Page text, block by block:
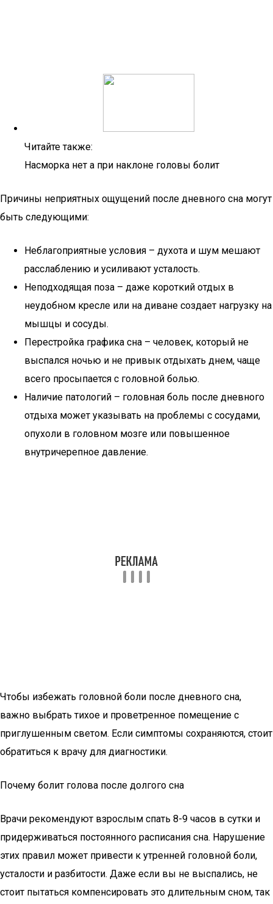
Читайте также:
Насморка нет а при наклоне головы болит
Причины неприятных ощущений после дневного сна могут
быть следующими:
Неблагоприятные условия – духота и шум мешают
расслаблению и усиливают усталость.
Неподходящая поза – даже короткий отдых в
неудобном кресле или на диване создает нагрузку на
мышцы и сосуды.
Перестройка графика сна – человек, который не
выспался ночью и не привык отдыхать днем, чаще
всего просыпается с головной болью.
Наличие патологий – головная боль после дневного
отдыха может указывать на проблемы с сосудами,
опухоли в головном мозге или повышенное
внутричерепное давление.
Чтобы избежать головной боли после дневного сна,
важно выбрать тихое и проветренное помещение с
приглушенным светом. Если симптомы сохраняются, стоит
обратиться к врачу для диагностики.
Почему болит голова после долгого сна
Врачи рекомендуют взрослым спать 8-9 часов в сутки и
придерживаться постоянного расписания сна. Нарушение
этих правил может привести к утренней головной боли,
усталости и разбитости. Даже если вы не выспались, не
стоит пытаться компенсировать это длительным сном, так